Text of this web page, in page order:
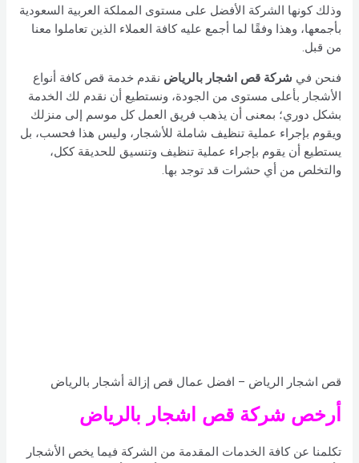
وذلك كونها الشركة الأفضل على مستوى المملكة العربية السعودية
بأجمعها، وهذا وفقًا لما أجمع عليه كافة العملاء الذين تعاملوا معنا
من قبل.
فنحن في شركة قص اشجار بالرياض نقدم خدمة قص كافة أنواع
الأشجار بأعلى مستوى من الجودة، ونستطيع أن نقدم لك الخدمة
بشكل دوري؛ بمعنى أن يذهب فريق العمل كل موسم إلى منزلك
ويقوم بإجراء عملية تنظيف شاملة للأشجار، وليس هذا فحسب، بل
يستطيع أن يقوم بإجراء عملية تنظيف وتنسيق للحديقة ككل،
والتخلص من أي حشرات قد توجد بها.
قص اشجار الرياض – افضل عمال قص إزالة أشجار بالرياض
أرخص شركة قص اشجار بالرياض
تكلمنا عن كافة الخدمات المقدمة من الشركة فيما يخص الأشجار